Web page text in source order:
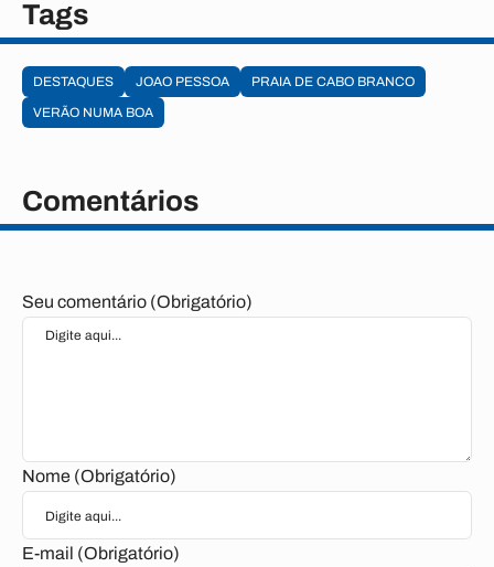
Tags
DESTAQUES JOAO PESSOA
PRAIA DE CABO BRANCO
VERÃO NUMA BOA
Comentários
Seu comentário (Obrigatório)
Nome (Obrigatório)
E-mail (Obrigatório)